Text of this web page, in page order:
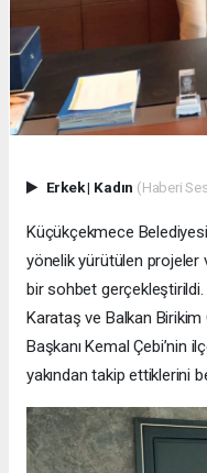
Erkek| Kadın (Haberi
Küçükçekmece
yönelik yürütülen projeler
bir sohbet
Karataş ve Balkan
Başkanı Kemal Çebi’nin
yakından takip ettiklerini